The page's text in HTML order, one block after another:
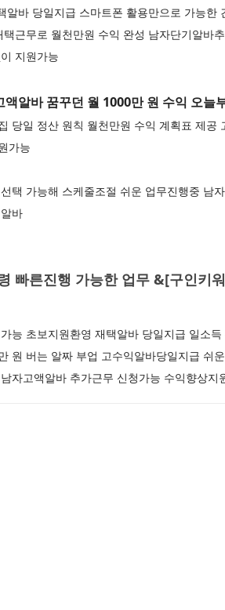
알바 당일지급 스마트폰 활용만으로 가능
근무로 월천만원 수익 완성 남자단기알바
지원가능
알바 꿈꾸던 월 1000만 원 수익 오늘
당일 정산 원칙 월천만원 수익 계획표 제
가능
택 가능해 스케줄조절 쉬운 업무진행중 남
바
빠른진행 가능한 업무 &[구인키
능 초보지원환영 재택알바 당일지급 일소
원 버는 알짜 부업 고수익알바당일지급 쉬
자고액알바 추가근무 신청가능 수익향상지